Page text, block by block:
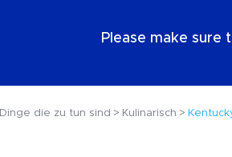
Please make sure
Dinge die zu tun sind Kulinarisch